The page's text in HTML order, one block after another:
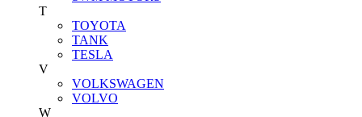
T
TOYOTA
TANK
TESLA
V
VOLKSWAGEN
VOLVO
W